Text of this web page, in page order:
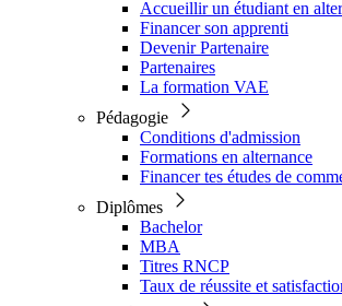
Accueillir un étudiant en
Financer son apprenti
Devenir Partenaire
Partenaires
La formation VAE
Pédagogie
Conditions d'admission
Formations en alternance
Financer tes études de
Diplômes
Bachelor
MBA
Titres RNCP
Taux de réussite et